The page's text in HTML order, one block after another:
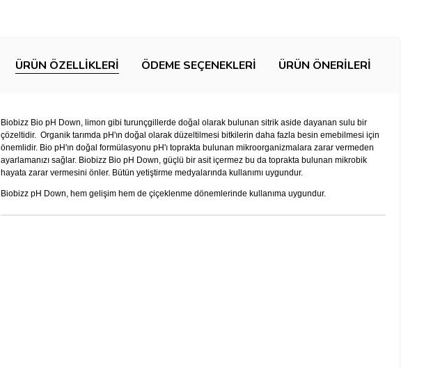
ÜRÜN ÖZELLIKLERI ÖDEME SEÇENEKLERI ÜRÜN ÖNERILERI
Biobizz Bio pH Down, limon gibi turunçgillerde doğal olarak bulunan sitrik aside dayanan sulu bir
çözeltidir. Organik tarımda pH'ın doğal olarak düzeltilmesi bitkilerin daha fazla besin emebilmesi için
önemlidir. Bio pH'ın doğal formülasyonu pH'ı toprakta bulunan mikroorganizmalara zarar vermeden
ayarlamanızı sağlar. Biobizz Bio pH Down, güçlü bir asit içermez bu da toprakta bulunan mikrobik
hayata zarar vermesini önler. Bütün yetiştirme medyalarında kullanımı uygundur.
Biobizz pH Down, hem gelişim hem de çiçeklenme dönemlerinde kullanıma uygundur.